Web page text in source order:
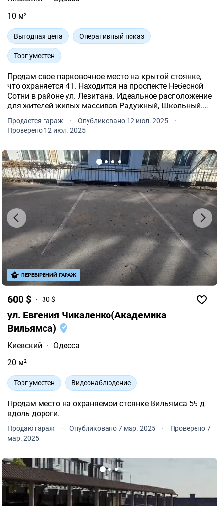
10 м²
Выгодная цена Оперативный показ
Торг уместен
Продам свое парковочное место на крытой стоянке,
что охраняется 41. Находится на проспекте Небесной
Сотни в районе ул. Левитана. Идеальное расположение
для жителей жилых массивов Радужный, Школьный.
Удобная транспортная развязка, поблизости
автомастерская, мойка, магазины запчастей.
Продается гараж · Опубликовано 12 июл. 2025
·
Проверено 12 июл. 2025
600 $ 30 $
ул. Евгения Чикаленко(Академика
Вильямса)
Киевский ·
Одесса
20 м²
Торг уместен Видеонаблюдение
Продам место на охраняемой стоянке Вильямса 59 д
вдоль дороги.
Продаю гараж · Опубликовано 7 мар. 2025 ·
Проверено 7
мар. 2025
ПЕРЕВІРЕНИЙ ГАРАЖ